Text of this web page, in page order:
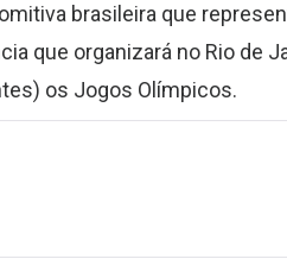
brasileira que
que organizará no Rio de
os Jogos Olímpicos.